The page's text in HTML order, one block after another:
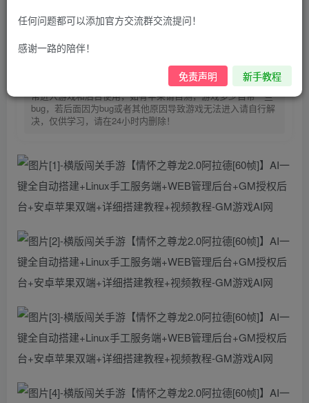
仅支持云服务器搭建，适用于小白快速搭建，只能确保安卓正
常进入游戏和后台使用，如有苹果请自测，游戏多少自带一些
bug，若后面因为bug或者其他原因导致游戏无法进入请自行解
决，仅供学习，请在24小时内删除！
任何问题都可以添加官方交流群交流提问！
感谢一路的陪伴！
免责声明 新手教程